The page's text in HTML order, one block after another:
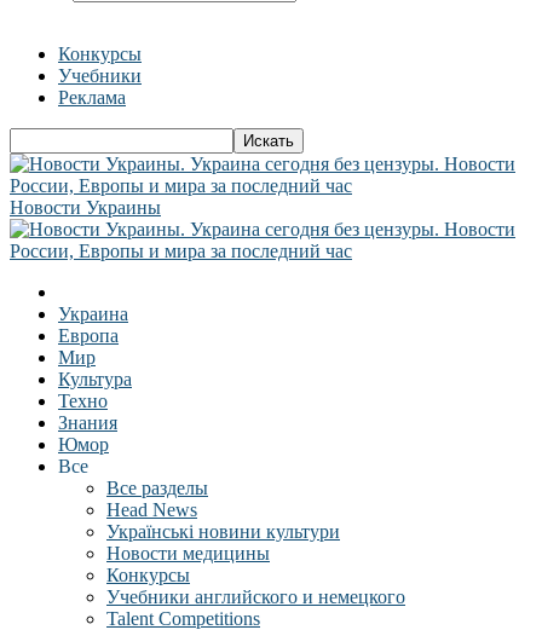
Конкурсы
Учебники
Реклама
Новости Украины
Украина
Европа
Мир
Культура
Техно
Знания
Юмор
Все
Все разделы
Head News
Українські новини культури
Новости медицины
Конкурсы
Учебники английского и немецкого
Talent Competitions